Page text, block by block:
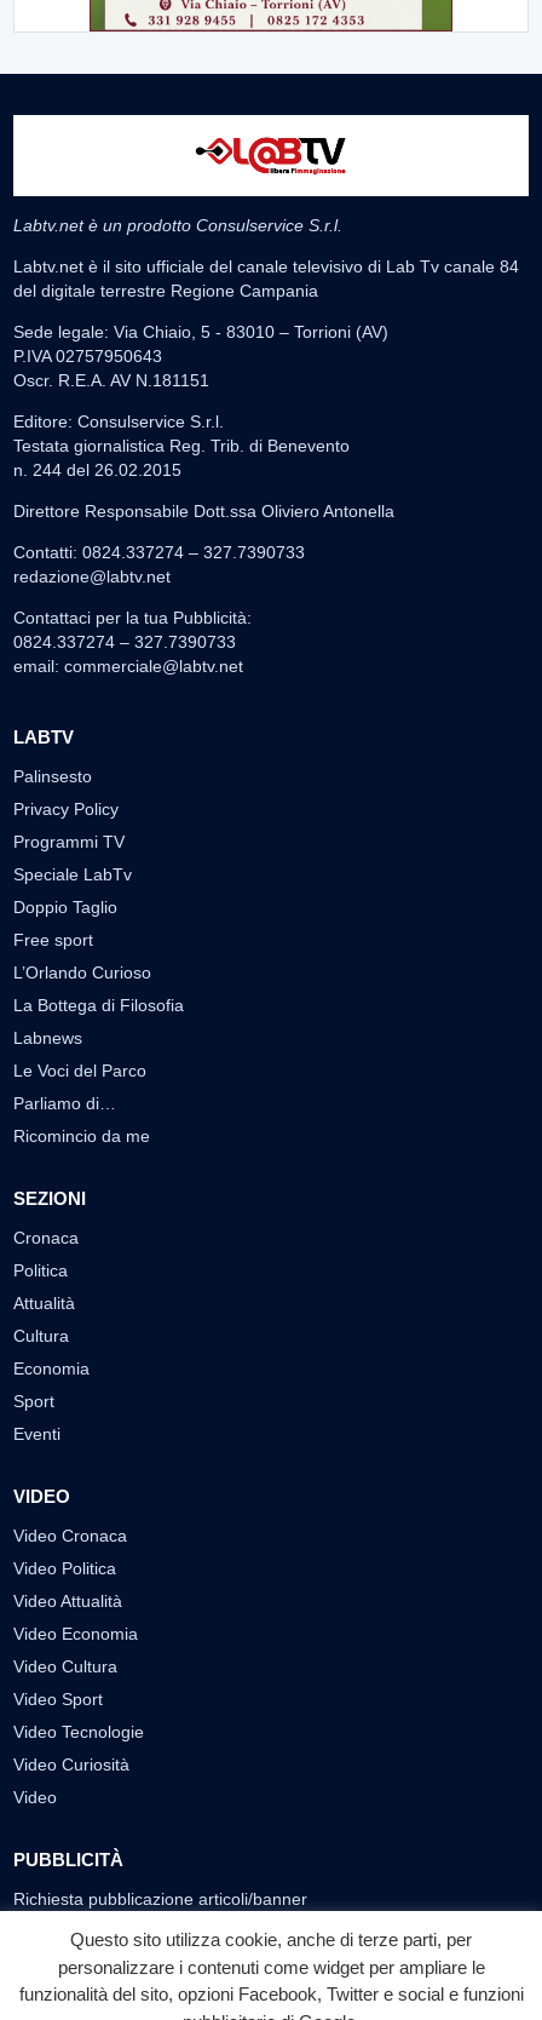
Labtv.net è un prodotto Consulservice S.r.l.
Labtv.net è il sito ufficiale del canale televisivo di Lab Tv canale 84
del digitale terrestre Regione Campania
Sede legale: Via Chiaio, 5 - 83010 – Torrioni (AV)
P.IVA 02757950643
Oscr. R.E.A. AV N.181151
Editore: Consulservice S.r.l.
Testata giornalistica Reg. Trib. di Benevento
n. 244 del 26.02.2015
Direttore Responsabile Dott.ssa Oliviero Antonella
Contatti: 0824.337274 – 327.7390733
redazione@labtv.net
Contattaci per la tua Pubblicità:
0824.337274 – 327.7390733
email: commerciale@labtv.net
LABTV
Palinsesto
Privacy Policy
Programmi TV
Speciale LabTv
Doppio Taglio
Free sport
L’Orlando Curioso
La Bottega di Filosofia
Labnews
Le Voci del Parco
Parliamo di…
Ricomincio da me
SEZIONI
Cronaca
Politica
Attualità
Cultura
Economia
Sport
Eventi
VIDEO
Video Cronaca
Video Politica
Video Attualità
Video Economia
Video Cultura
Video Sport
Video Tecnologie
Video Curiosità
Video
PUBBLICITÀ
Richiesta pubblicazione articoli/banner
SEGUICI SUI SOCIAL
f ◎ ▶
Questo sito utilizza cookie, anche di terze parti, per
personalizzare i contenuti come widget per ampliare le
funzionalità del sito, opzioni Facebook, Twitter e social e funzioni